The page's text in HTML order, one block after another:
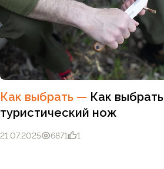
Как выбрать — Как выбрать
туристический нож
21.07.2025 6871 1